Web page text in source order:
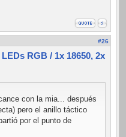
#26
RGB / 1x 18650, 2x
con la mia... después
pero el anillo táctico
por el punto de